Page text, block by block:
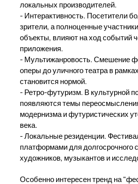
локальных производителей.
- Интерактивность. Посетители
зрители, а полноценные
объекты, влияют на ход событий
приложения.
- Мультижанровость. Смешение
оперы до уличного театра в
становится нормой.
- Ретро-футуризм. В культурной
появляются темы
модернизма и футуристических
века.
- Локальные резиденции.
платформами для долгосрочного
художников, музыкантов и
Особенно интересен тренд на